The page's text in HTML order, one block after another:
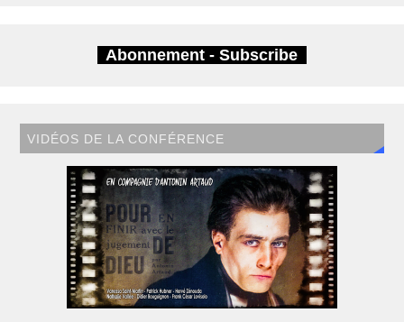
Abonnement - Subscribe
VIDÉOS DE LA CONFÉRENCE